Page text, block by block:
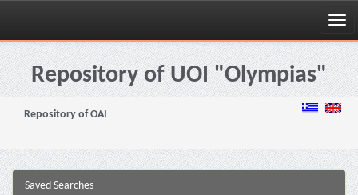
Skip
navigationRepository of UOI "Olympias"
Repository of OAI
Saved Searches